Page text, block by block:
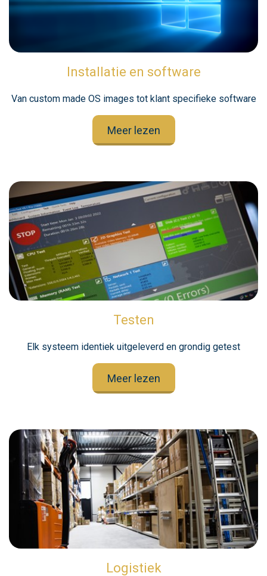
Installatie en software
Van custom made OS images tot klant specifieke software
Meer lezen
Testen
Elk systeem identiek uitgeleverd en grondig getest
Meer lezen
Logistiek